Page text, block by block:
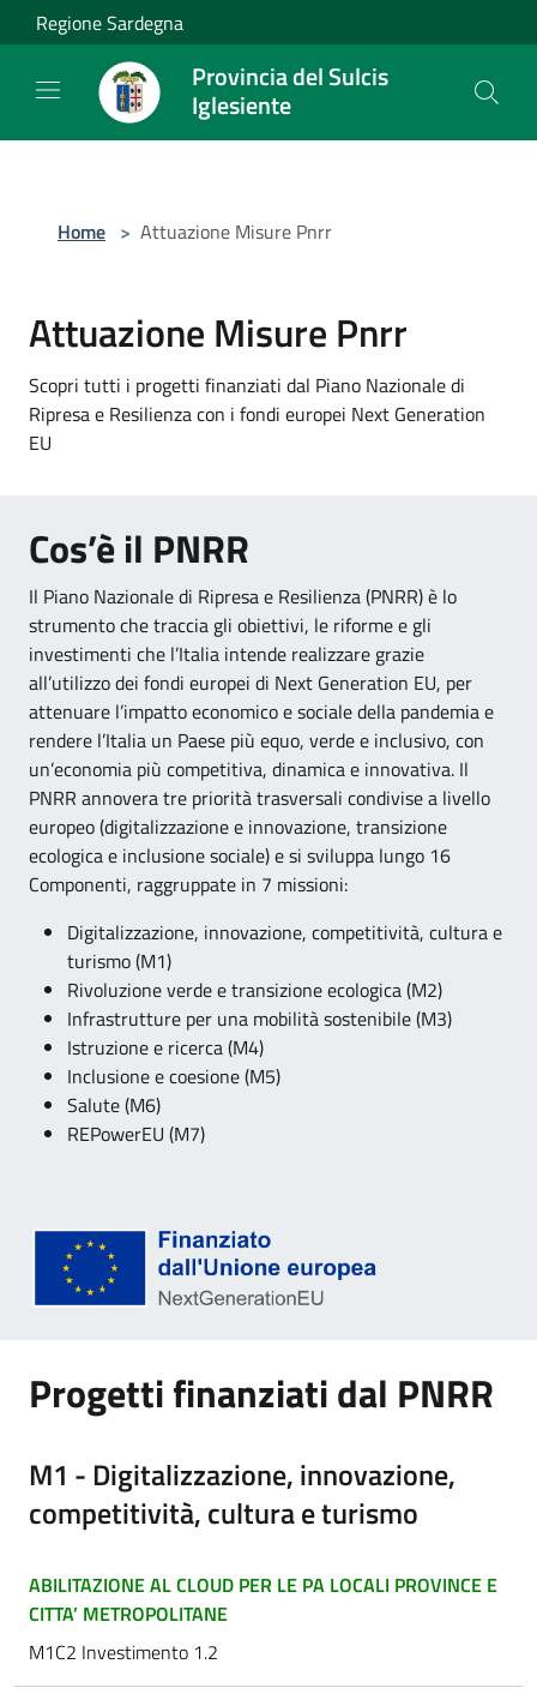
Salta al contenuto principale
Regione Sardegna
Provincia del Sulcis
Iglesiente
Home > Attuazione Misure Pnrr
Attuazione Misure Pnrr
Scopri tutti i progetti finanziati dal Piano Nazionale di
Ripresa e Resilienza con i fondi europei Next Generation
EU
Cos’è il PNRR
Il Piano Nazionale di Ripresa e Resilienza (PNRR) è lo
strumento che traccia gli obiettivi, le riforme e gli
investimenti che l’Italia intende realizzare grazie
all’utilizzo dei fondi europei di Next Generation EU, per
attenuare l’impatto economico e sociale della pandemia e
rendere l’Italia un Paese più equo, verde e inclusivo, con
un’economia più competitiva, dinamica e innovativa. Il
PNRR annovera tre priorità trasversali condivise a livello
europeo (digitalizzazione e innovazione, transizione
ecologica e inclusione sociale) e si sviluppa lungo 16
Componenti, raggruppate in 7 missioni:
Digitalizzazione, innovazione, competitività, cultura e
turismo (M1)
Rivoluzione verde e transizione ecologica (M2)
Infrastrutture per una mobilità sostenibile (M3)
Istruzione e ricerca (M4)
Inclusione e coesione (M5)
Salute (M6)
REPowerEU (M7)
Progetti finanziati dal PNRR
M1 - Digitalizzazione, innovazione,
competitività, cultura e turismo
ABILITAZIONE AL CLOUD PER LE PA LOCALI PROVINCE E
CITTA’ METROPOLITANE
M1C2 Investimento 1.2